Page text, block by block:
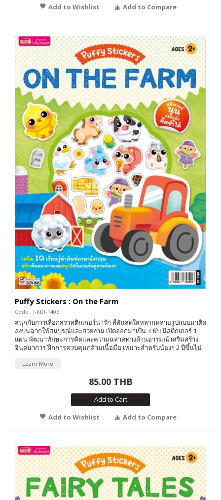
Add to Wishlist Add to Compare
Puffy Stickers : On the Farm
Code : I-KID-1406
สนุกกับการเลือกสรรสติกเกอร์น่ารัก สีสันสดใสหลากหลายรูปแบบมาติด
ลงบนฉากให้สมบูรณ์และสวยงาม เปิดออกมาเป็น 3 พับ มีสติกเกอร์ 1
แผ่น พัฒนาทักษะการคิดและความฉลาดทางด้านอารมณ์ เสริมสร้าง
จินตนาการ ฝึกการควบคุมกล้ามเนื้อมือ เหมาะสำหรับน้องๆ 2 ปีขึ้นไป
Learn More
85.00 THB
Add to Cart
Add to Wishlist
Add to Compare